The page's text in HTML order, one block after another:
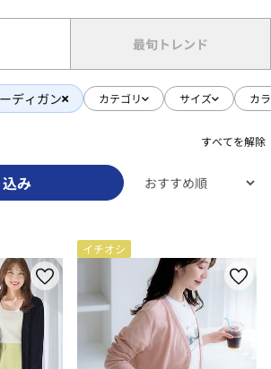
最旬トレンド
ディガン カテゴリ サイズ カ
すべてを解除
み
イチオシ